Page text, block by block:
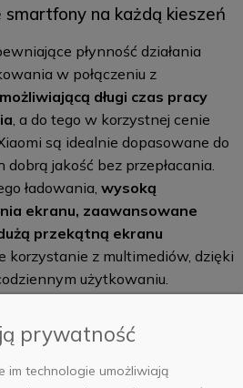
smartfony na każdą kieszeń
płynność działania
w połączeniu z
długi czas pracy
, a do tego w korzystnej cenie
są idealnie dopasowane do
jakość bez przepłacania.
ładowania, wysoką
ekranu, zaawansowane
przekątną ekranu
korzystanie z multimediów, dzięki
użytkowaniu.
pierwszy telefon dla nastolatka,
technologicznie
sobie wysoką jakość obsługi
prywatność
im technologie umożliwiają